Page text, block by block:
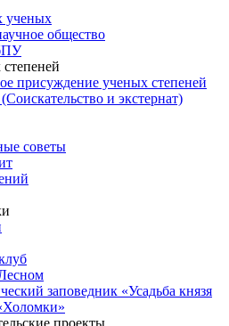
ученых
общество
присуждение ученых степеней
и экстернат)
советы
заповедник «Усадьба князя
проекты